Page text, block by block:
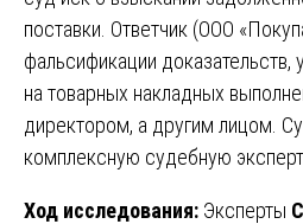
поставки. Ответчик (ООО
фальсификации доказательств,
на товарных накладных
директором, а другим лицом.
комплексную судебную
Ход исследования: Эксперты